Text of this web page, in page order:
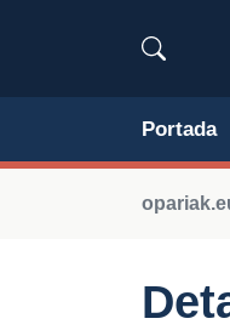
Portada